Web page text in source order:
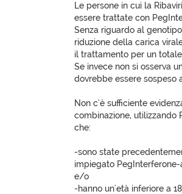
Le persone in cui la
essere trattate con
Senza riguardo al
riduzione della carica
il trattamento per un
Se invece non si osserva
dovrebbe essere sospeso
Non c'è sufficiente
combinazione, utilizzando
che:
-sono state
impiegato PegInterferone-
e/o
-hanno un'età inferiore a